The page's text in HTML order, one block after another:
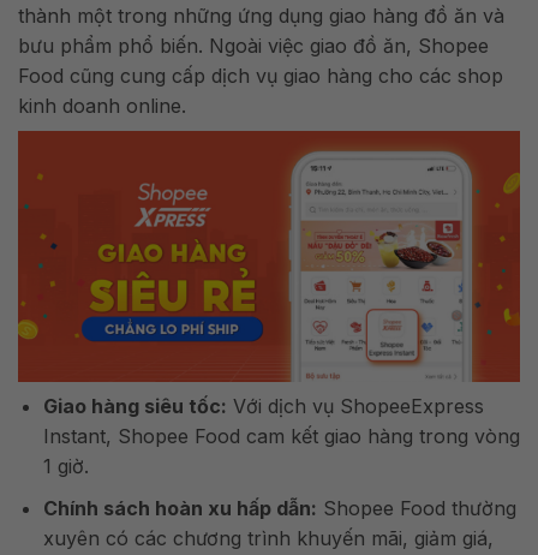
thành một trong những ứng dụng giao hàng đồ ăn và
bưu phẩm phổ biến. Ngoài việc giao đồ ăn, Shopee
Food cũng cung cấp dịch vụ giao hàng cho các shop
kinh doanh online.
Giao hàng siêu tốc: Với dịch vụ ShopeeExpress
Instant, Shopee Food cam kết giao hàng trong vòng
1 giờ.
Chính sách hoàn xu hấp dẫn: Shopee Food thường
xuyên có các chương trình khuyến mãi, giảm giá,